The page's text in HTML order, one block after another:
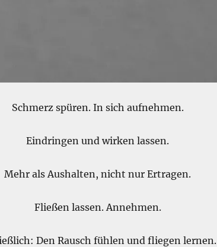
Schmerz spüren. In sich aufnehmen.
Eindringen und wirken lassen.
Mehr als Aushalten, nicht nur Ertragen.
Fließen lassen. Annehmen.
Den Rausch fühlen und fliegen lernen.